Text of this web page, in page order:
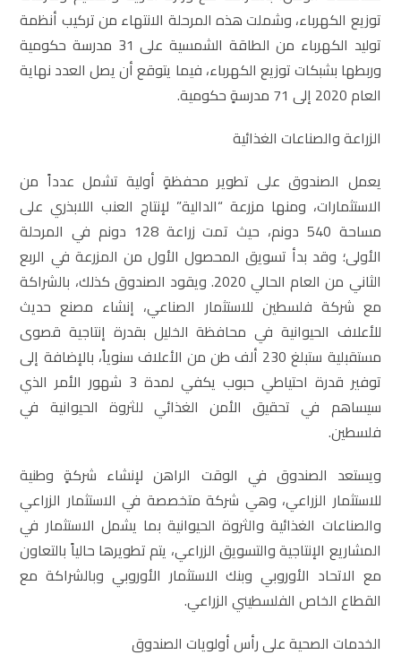
توزيع الكهرباء، وشملت هذه المرحلة الانتهاء من تركيب أنظمة
توليد الكهرباء من الطاقة الشمسية على 31 مدرسة حكومية
وربطها بشبكات توزيع الكهرباء، فيما يتوقع أن يصل العدد نهاية
العام 2020 إلى 71 مدرسةٍ حكومية.
الزراعة والصناعات الغذائية
يعمل الصندوق على تطوير محفظةٍ أولية تشمل عدداً من
الاستثمارات، ومنها مزرعة “الدالية” لإنتاج العنب اللابذري على
مساحة 540 دونم، حيث تمت زراعة 128 دونم في المرحلة
الأولى؛ وقد بدأ تسويق المحصول الأول من المزرعة في الربع
الثاني من العام الحالي 2020. ويقود الصندوق كذلك، بالشراكة
مع شركة فلسطين للاستثمار الصناعي، إنشاء مصنع حديث
للأعلاف الحيوانية في محافظة الخليل بقدرة إنتاجية قصوى
مستقبلية ستبلغ 230 ألف طن من الأعلاف سنوياً، بالإضافة إلى
توفير قدرة احتياطي حبوب يكفي لمدة 3 شهور الأمر الذي
سيساهم في تحقيق الأمن الغذائي للثروة الحيوانية في
فلسطين.
ويستعد الصندوق في الوقت الراهن لإنشاء شركةٍ وطنية
للاستثمار الزراعي، وهي شركة متخصصة في الاستثمار الزراعي
والصناعات الغذائية والثروة الحيوانية بما يشمل الاستثمار في
المشاريع الإنتاجية والتسويق الزراعي، يتم تطويرها حالياً بالتعاون
مع الاتحاد الأوروبي وبنك الاستثمار الأوروبي وبالشراكة مع
القطاع الخاص الفلسطيني الزراعي.
الخدمات الصحية على رأس أولويات الصندوق